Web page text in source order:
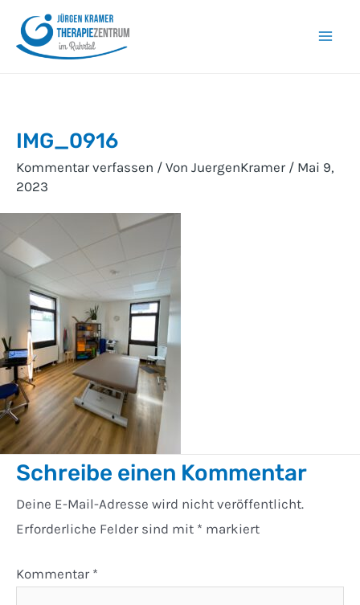
Inhalt
springen
IMG_0916
Kommentar verfassen / Von JuergenKramer / Mai 9,
2023
Schreibe einen Kommentar
Deine E-Mail-Adresse wird nicht veröffentlicht.
Erforderliche Felder sind mit * markiert
Kommentar *